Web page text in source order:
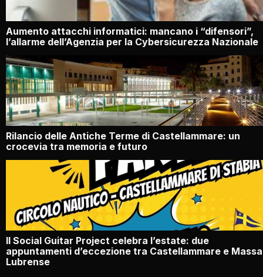
Aumento attacchi informatici: mancano i “difensori”,
l’allarme dell’Agenzia per la Cybersicurezza Nazionale
Rilancio delle Antiche Terme di Castellammare: un
crocevia tra memoria e futuro
Il Social Guitar Project celebra l’estate: due
appuntamenti d’eccezione tra Castellammare e Massa
Lubrense